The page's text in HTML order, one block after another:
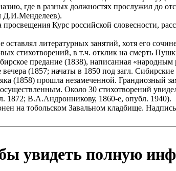
где в разных должностях прослужил до
Д.И.Менделеев).
Курс российской словесности,
литературных занятий, хотя его
стихотворений, в т.ч. отклик на смерть
предание (1838), написанная
(1857; начаты в 1850 под загл.
(1858) прошла незамеченной. Грандиозный
Около 30 стихотворений
1872; В.А.Андронникову, 1860-е, опубл. 1940).
на тобольском Завальном кладбище.
увидеть полную